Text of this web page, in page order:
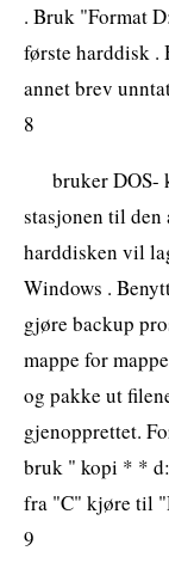
. Bruk "Format
første harddisk .
annet brev
8
bruker DOS-
stasjonen til den
harddisken vil
Windows .
gjøre backup
mappe for
og pakke ut
gjenopprettet.
bruk " kopi * *
fra "C" kjøre til
9